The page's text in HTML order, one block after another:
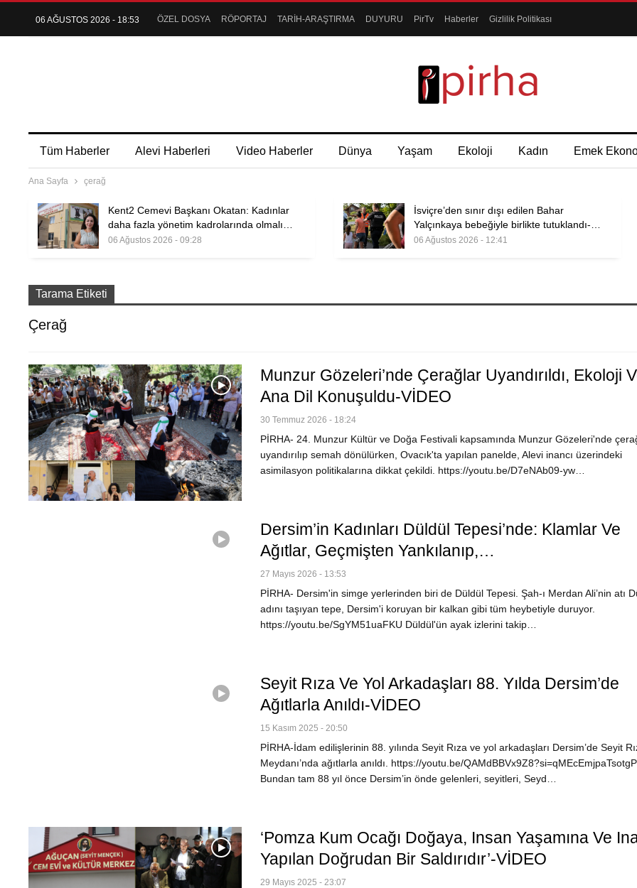
06 AĞUSTOS 2026 - 18:53 ÖZEL DOSYA RÖPORTAJ TARİH-ARAŞTIRMA DUYURU PirTv Haberler Gizlilik Politikası
Tüm Haberler Alevi Haberleri Video Haberler Dünya Yaşam Ekoloji Kadın Emek
Ana Sayfa çerağ
Kent2 Cemevi Başkanı Okatan: Kadınlar
daha fazla yönetim kadrolarında olmalı…
06 Ağustos 2026 - 09:28
İsviçre’den sınır dışı edilen Bahar
Yalçınkaya bebeğiyle birlikte tutuklandı-…
06 Ağustos 2026 - 12:41
Tarama Etiketi
Çerağ
Munzur Gözeleri’nde Çerağlar Uyandırıldı, Ekoloji
Ana Dil Konuşuldu-VİDEO
30 Temmuz 2026 - 18:24
PİRHA- 24. Munzur Kültür ve Doğa Festivali kapsamında Munzur Gözeleri'nde
uyandırılıp semah dönülürken, Ovacık'ta yapılan panelde, Alevi inancı üzerindeki
asimilasyon politikalarına dikkat çekildi. https://youtu.be/D7eNAb09-yw…
Dersim’in Kadınları Düldül Tepesi’nde: Klamlar Ve
Ağıtlar, Geçmişten Yankılanıp,…
27 Mayıs 2026 - 13:53
PİRHA- Dersim'in simge yerlerinden biri de Düldül Tepesi. Şah-ı Merdan Ali’nin atı
adını taşıyan tepe, Dersim'i koruyan bir kalkan gibi tüm heybetiyle duruyor.
https://youtu.be/SgYM51uaFKU Düldül'ün ayak izlerini takip…
Seyit Rıza Ve Yol Arkadaşları 88. Yılda Dersim’de
Ağıtlarla Anıldı-VİDEO
15 Kasım 2025 - 20:50
PİRHA-İdam edilişlerinin 88. yılında Seyit Rıza ve yol arkadaşları Dersim’de Seyit
Meydanı’nda ağıtlarla anıldı. https://youtu.be/
Bundan tam 88 yıl önce Dersim’in önde gelenleri, seyitleri, Seyd…
‘Pomza Kum Ocağı Doğaya, Insan Yaşamına Ve
Yapılan Doğrudan Bir Saldırıdır’-VİDEO
29 Mayıs 2025 - 23:07